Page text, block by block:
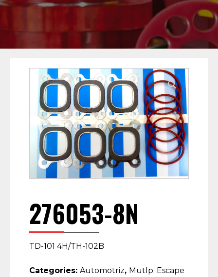
276053-8N
TD-101 4H/TH-102B
Categories: Automotriz, Mutlp. Escape